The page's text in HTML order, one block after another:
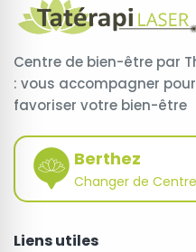
Centre de bien-être par
: vous accompagner
favoriser votre bien-être
Berthez
Changer de Centre
Liens utiles